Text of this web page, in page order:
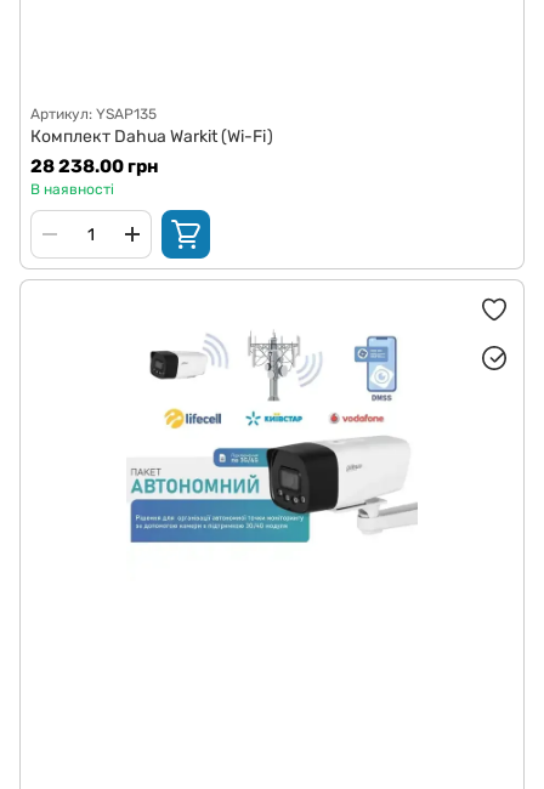
Артикул: YSAP135
Комплект Dahua Warkit (Wi-Fi)
28 238.00 грн
В наявності